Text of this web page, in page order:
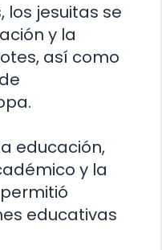
los jesuitas se
y la
así como
educación,
y la
educativas